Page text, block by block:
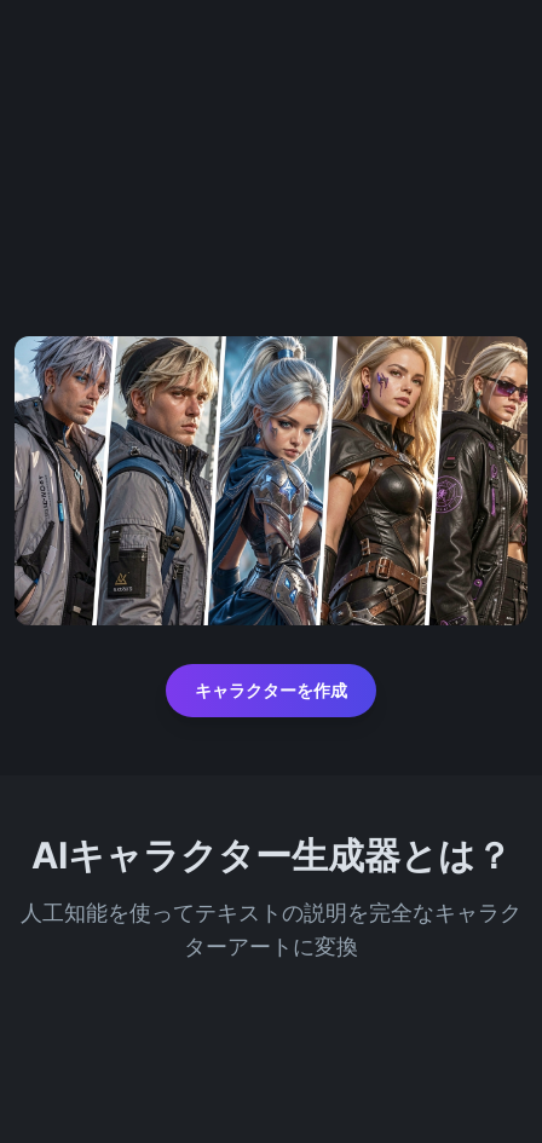
キャラクターを作成
AIキャラクター生成器とは？
人工知能を使ってテキストの説明を完全なキャラク
ターアートに変換